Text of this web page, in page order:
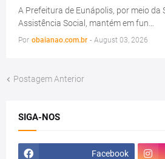
A Prefeitura de Eunápolis, por meio da
Assistência Social, mantém em fun…
Por obaianao.com.br - August 03, 2026
Postagem Anterior
SIGA-NOS
Facebook